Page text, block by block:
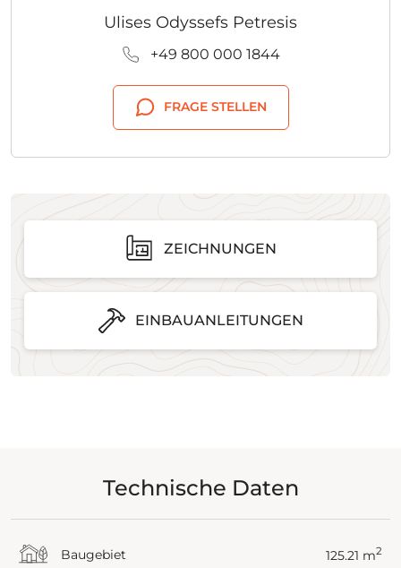
Ulises Odyssefs Petresis
+49 800 000 1844
FRAGE STELLEN
ZEICHNUNGEN
EINBAUANLEITUNGEN
Technische Daten
Baugebiet 125.21 m2